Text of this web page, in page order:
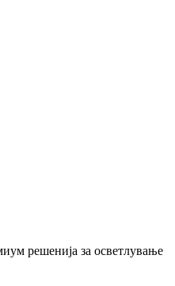
решенија за осветлување